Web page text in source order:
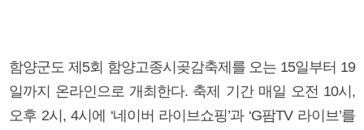
함양군도 제5회 함양고종시곶감축제를 오는 15일부터 19
일까지 온라인으로 개최한다. 축제 기간 매일 오전 10시,
오후 2시, 4시에 ‘네이버 라이브쇼핑’과 ‘G팜TV 라이브’를